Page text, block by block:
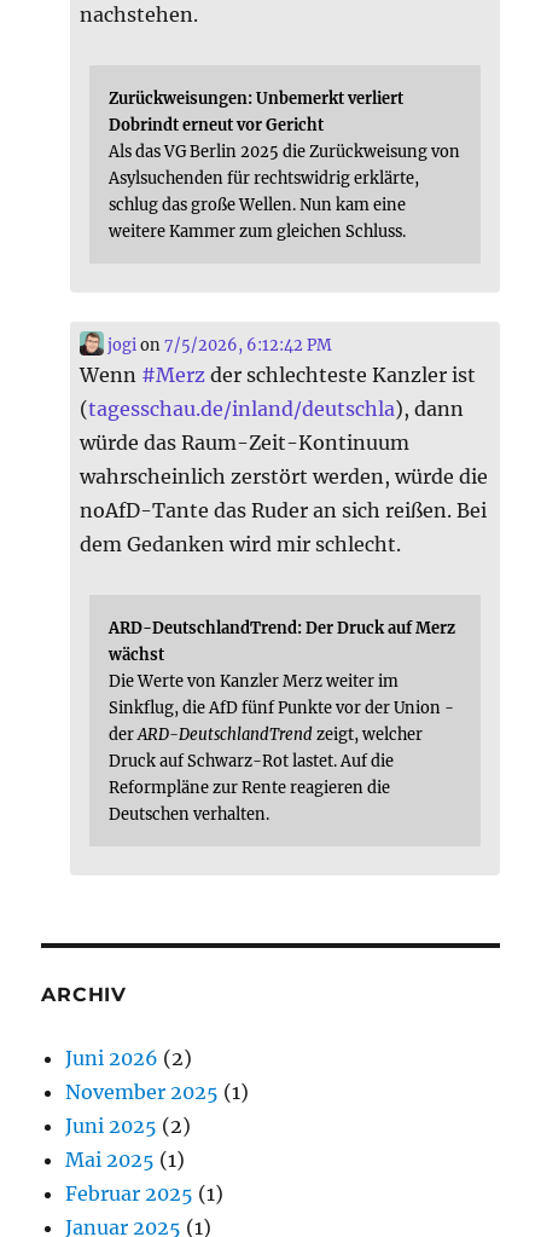
nachstehen.
Zurückweisungen: Unbemerkt verliert
Dobrindt erneut vor Gericht
Als das VG Berlin 2025 die Zurückweisung von
Asylsuchenden für rechtswidrig erklärte,
schlug das große Wellen. Nun kam eine
weitere Kammer zum gleichen Schluss.
jogi on7/5/2026, 6:12:42 PM
Wenn #Merz der schlechteste Kanzler ist
(tagesschau.de/inland/deutschla), dann
würde das Raum-Zeit-Kontinuum
wahrscheinlich zerstört werden, würde die
noAfD-Tante das Ruder an sich reißen. Bei
dem Gedanken wird mir schlecht.
ARD-DeutschlandTrend: Der Druck auf Merz
wächst
Die Werte von Kanzler Merz weiter im
Sinkflug, die AfD fünf Punkte vor der Union -
derARD-DeutschlandTrendzeigt, welcher
Druck auf Schwarz-Rot lastet. Auf die
Reformpläne zur Rente reagieren die
Deutschen verhalten.
ARCHIV
Juni 2026 (2)
November 2025 (1)
Juni 2025 (2)
Mai 2025 (1)
Februar 2025 (1)
Januar 2025 (1)